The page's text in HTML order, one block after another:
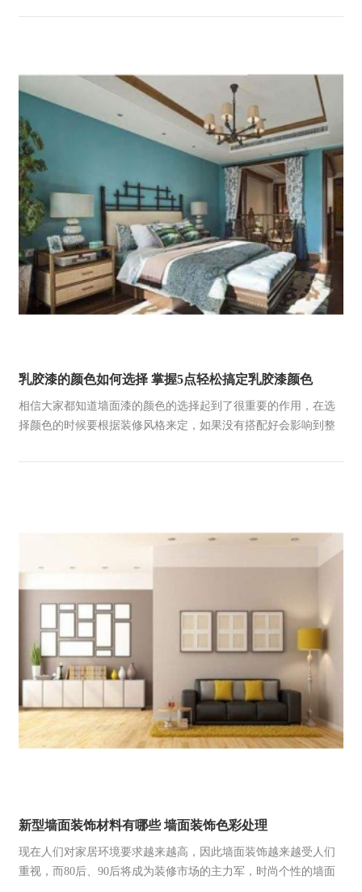
联盟(AA，Architectural Associ
乳胶漆的颜色如何选择 掌握5点轻松搞定乳胶漆颜色
相信大家都知道墙面漆的颜色的选择起到了很重要的作用，在选
择颜色的时候要根据装修风格来定，如果没有搭配好会影响到整
编就来给大家介绍一下乳胶漆的颜色如何选择及掌握5大要点轻松
新型墙面装饰材料有哪些 墙面装饰色彩处理
现在人们对家居环境要求越来越高，因此墙面装饰越来越受人们
重视，而80后、90后将成为装修市场的主力军，时尚个性的墙面